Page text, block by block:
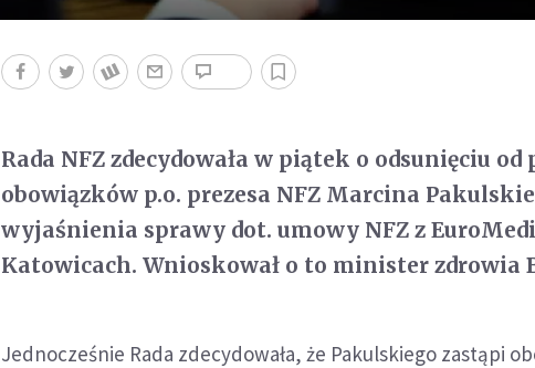
Rada NFZ zdecydowała w piątek o odsunięciu od
obowiązków p.o. prezesa NFZ Marcina
wyjaśnienia sprawy dot. umowy NFZ z
Katowicach. Wnioskował o to minister zdrowia
Jednocześnie Rada zdecydowała, że Pakulskiego zastąpi